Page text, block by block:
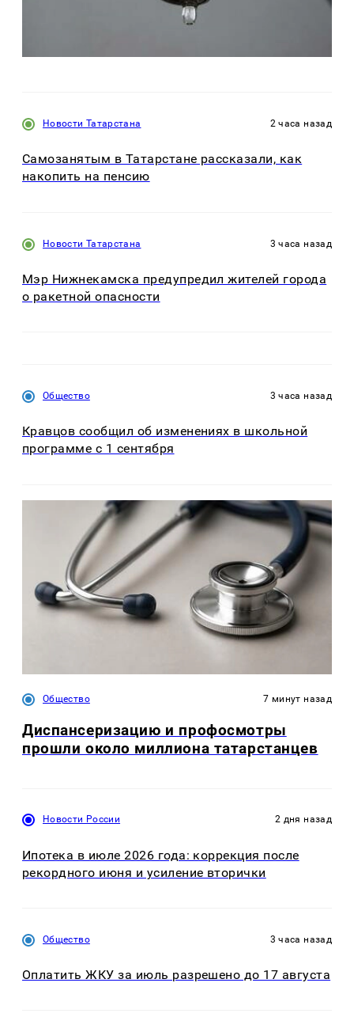
Новости Татарстана 2 часа назад
Самозанятым в Татарстане рассказали, как
накопить на пенсию
Новости Татарстана 3 часа назад
Мэр Нижнекамска предупредил жителей города
о ракетной опасности
Общество 3 часа назад
Кравцов сообщил об изменениях в школьной
программе с 1 сентября
Общество 7 минут назад
Диспансеризацию и профосмотры
прошли около миллиона татарстанцев
Новости России 2 дня назад
Ипотека в июле 2026 года: коррекция после
рекордного июня и усиление вторички
Общество 3 часа назад
Оплатить ЖКУ за июль разрешено до 17 августа